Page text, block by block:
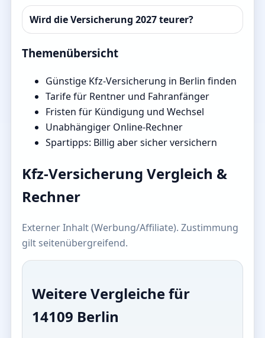
Wird die Versicherung 2027 teurer?
Themenübersicht
Günstige Kfz-Versicherung in Berlin finden
Tarife für Rentner und Fahranfänger
Fristen für Kündigung und Wechsel
Unabhängiger Online-Rechner
Spartipps: Billig aber sicher versichern
Kfz-Versicherung Vergleich &
Rechner
Externer Inhalt (Werbung/Affiliate). Zustimmung
gilt seitenübergreifend.
Weitere Vergleiche für
14109 Berlin